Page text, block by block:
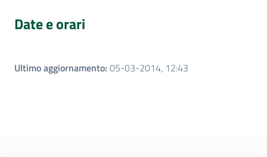
Argomenti
Date e orari
Ultimo aggiornamento: 05-03-2014, 12:43